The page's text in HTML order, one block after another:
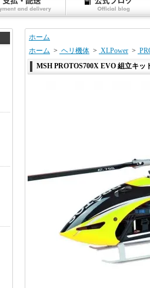
ホーム
ホーム > ヘリ機体 > XLPower >
MSH PROTOS700X EVO 組立キッ